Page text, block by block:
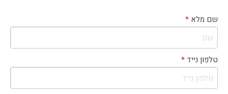
שם מלא *
טלפון נייד *